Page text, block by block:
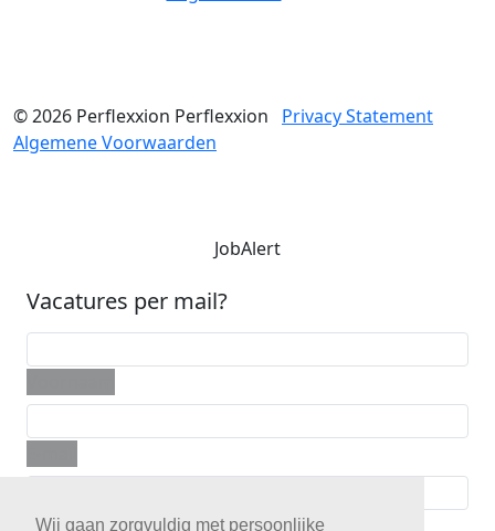
Wij gaan zorgvuldig met persoonlijke
© 2026 Perflexxion Perflexxion
Privacy Statement
Algemene Voorwaarden
JobAlert
Vacatures per mail?
Telefoon